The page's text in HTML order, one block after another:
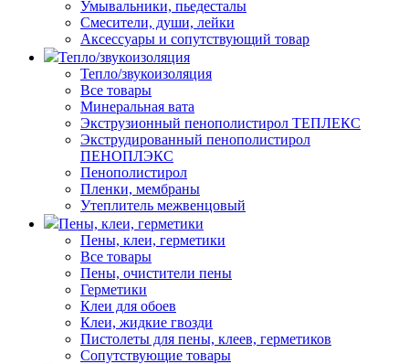
Умывальники, пьедесталы
Смесители, души, лейки
Аксессуары и сопутствующий товар
Тепло/звукоизоляция
Тепло/звукоизоляция
Все товары
Минеральная вата
Экструзионный пенополистирол ТЕПЛЕКС
Экструдированный пенополистирол
ПЕНОПЛЭКС
Пенополистирол
Пленки, мембраны
Утеплитель межвенцовый
Пены, клеи, герметики
Пены, клеи, герметики
Все товары
Пены, очистители пены
Герметики
Клеи для обоев
Клеи, жидкие гвозди
Пистолеты для пены, клеев, герметиков
Сопутствующие товары